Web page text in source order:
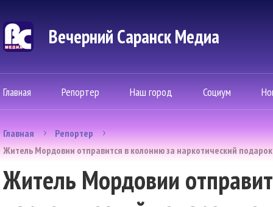
Вечерний Саранск Mедиа
Главная Репортер Наш город Социум
Главная
Репортер
Житель Мордовии отправится в колонию за наркотический
Житель Мордовии